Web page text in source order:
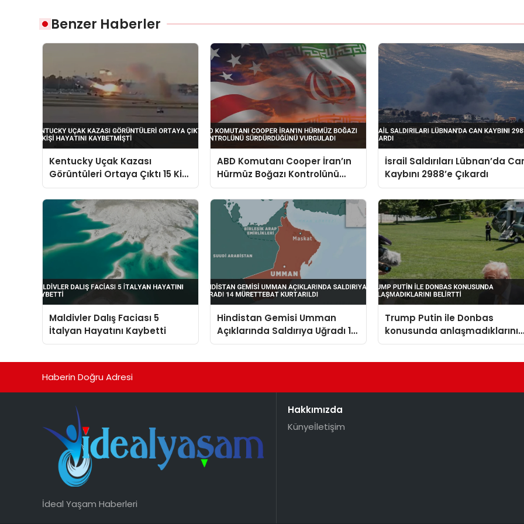
Benzer Haberler
Kentucky Uçak Kazası
Görüntüleri Ortaya Çıktı 15 Kişi
Hayatını Kaybetmişti
ABD Komutanı Cooper İran’ın
Hürmüz Boğazı Kontrolünü
Sürdürdüğünü Vurguladı
İsrail Saldırıları Lübnan’da
Kaybını 2988’e Çıkardı
Maldivler Dalış Faciası 5
İtalyan Hayatını Kaybetti
Hindistan Gemisi Umman
Açıklarında Saldırıya Uğradı 14
Mürettebat Kurtarıldı
Trump Putin ile Donbas
konusunda anlaşmadıklarını
belirtti
Haberin Doğru Adresi
İdeal Yaşam Haberleri
Hakkımızda
Künyeİletişim